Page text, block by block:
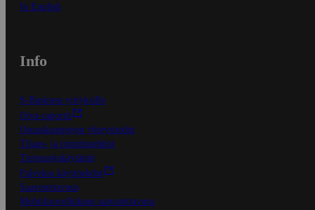
In English
Info
S-Business yrityksille
Oiva-raportit
Osuuskauppojen yhteystiedot
Tilaus- ja toimitusehdot
Tietosuojakäytäntö
Palvelun käyttöehdot
Saavutettavuus
Mobiilisovelluksen saavutettavuus